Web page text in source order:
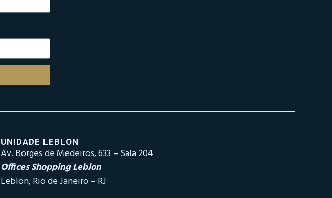
UNIDADE LEBLON
Av. Borges de Medeiros, 633 – Sala 204
Offices Shopping Leblon
Leblon, Rio de Janeiro – RJ